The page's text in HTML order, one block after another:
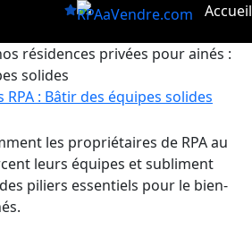
Accueil
: Bâtir des équipes solides
les propriétaires de RPA au
leurs équipes et subliment
piliers essentiels pour le bien-